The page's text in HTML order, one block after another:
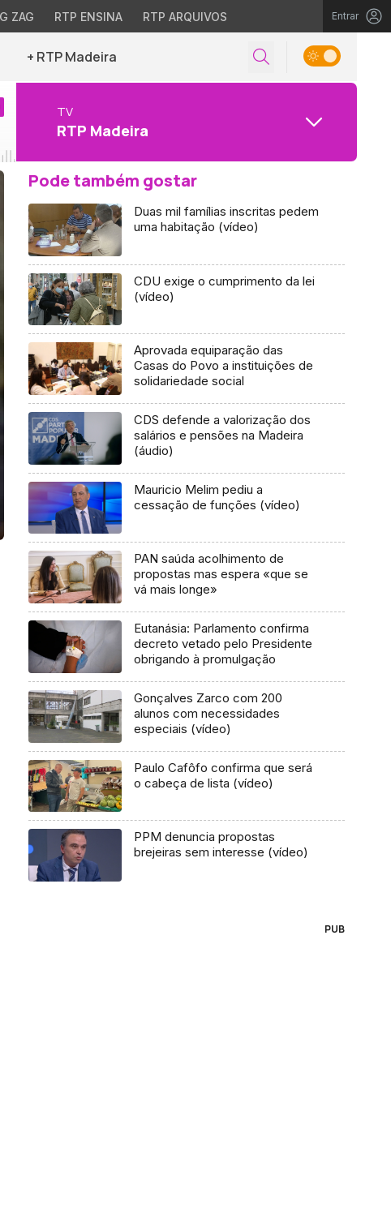
ZAG RTP ENSINA RTP ARQUIVOS Entrar
+ RTP Madeira
TV
RTP Madeira
Pode também gostar
Duas mil famílias inscritas pedem
uma habitação (vídeo)
CDU exige o cumprimento da lei
(vídeo)
Aprovada equiparação das
Casas do Povo a instituições de
solidariedade social
CDS defende a valorização dos
salários e pensões na Madeira
(áudio)
Mauricio Melim pediu a
cessação de funções (vídeo)
PAN saúda acolhimento de
propostas mas espera «que se
vá mais longe»
Eutanásia: Parlamento confirma
decreto vetado pelo Presidente
obrigando à promulgação
Gonçalves Zarco com 200
alunos com necessidades
especiais (vídeo)
Paulo Cafôfo confirma que será
o cabeça de lista (vídeo)
PPM denuncia propostas
brejeiras sem interesse (vídeo)
PUB